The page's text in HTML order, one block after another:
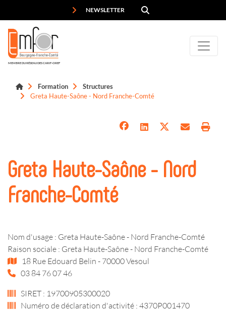
NEWSLETTER
MEMBRE DU RÉSEAU DES CARIF-OREF
Formation
Structures
Greta Haute-Saône - Nord Franche-Comté
Greta Haute-Saône - Nord
Franche-Comté
Nom d'usage : Greta Haute-Saône - Nord Franche-Comté
Raison sociale : Greta Haute-Saône - Nord Franche-Comté
18 Rue Edouard Belin - 70000 Vesoul
03 84 76 07 46
SIRET : 19700905300020
Numéro de déclaration d'activité : 4370P001470
Panneau de gestion des cookies